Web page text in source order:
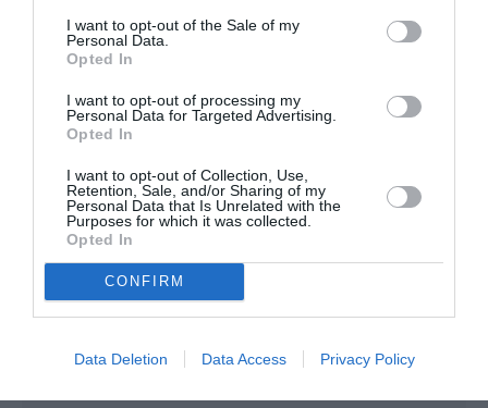
I want to opt-out of the Sale of my
Personal Data.
Opted In
I want to opt-out of processing my
Personal Data for Targeted Advertising.
Opted In
I want to opt-out of Collection, Use,
Retention, Sale, and/or Sharing of my
Personal Data that Is Unrelated with the
Purposes for which it was collected.
Opted In
CONFIRM
Data Deletion Data Access Privacy Policy
COMMENTAIRE(S)
Vueling est une réussite assurément. Consolidée par son
absorption par IAG.
absorber par AF-KLM.
ledudea commenté :
novlangue “15 ans de réduction des coûts à tout prix en